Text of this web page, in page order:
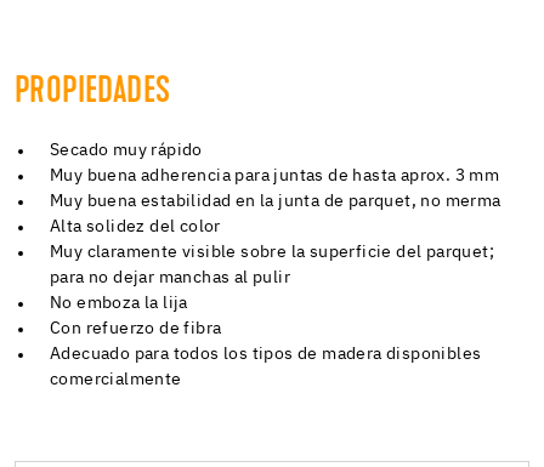
PROPIEDADES
Secado muy rápido
Muy buena adherencia para juntas de hasta aprox. 3 mm
Muy buena estabilidad en la junta de parquet, no merma
Alta solidez del color
Muy claramente visible sobre la superficie del parquet;
para no dejar manchas al pulir
No emboza la lija
Con refuerzo de fibra
Adecuado para todos los tipos de madera disponibles
comercialmente